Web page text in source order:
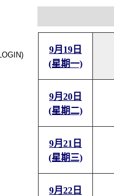
9月19日
(星期一)
9月20日
(星期二)
9月21日
(星期三)
9月22日